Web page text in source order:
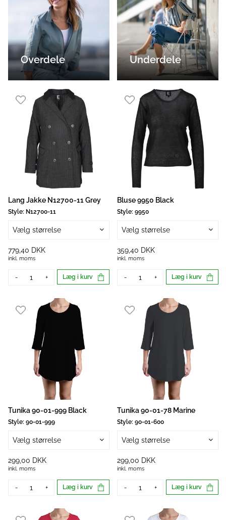
Overdele
Bluser
Jakker
Skjorter
Toppe & T-shirts
Tunika
Underdele
Bukser
Nederdele
Lang Jakke N12700-11 Grey
Style: N12700-11
Vælg størrelse
779,40 DKK
inkl. moms
- + Læg i kurv
Bluse 9950 Black
Style: 9950
Vælg størrelse
359,40 DKK
inkl. moms
- + Læg i kurv
Tunika 90-01-999 Black
Style: 90-01-999
Vælg størrelse
299,00 DKK
inkl. moms
- + Læg i kurv
Tunika 90-01-78 Marine
Style: 90-01-600
Vælg størrelse
299,00 DKK
inkl. moms
- + Læg i kurv